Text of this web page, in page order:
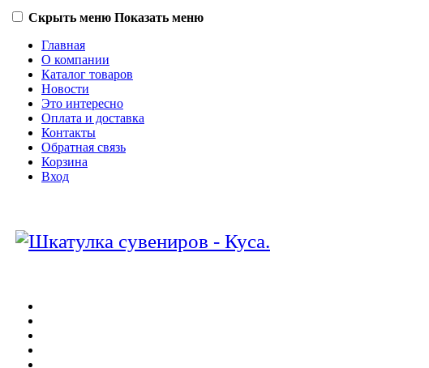
Скрыть меню Показать меню
Главная
О компании
Каталог товаров
Новости
Это интересно
Оплата и доставка
Контакты
Обратная связь
Корзина
Вход